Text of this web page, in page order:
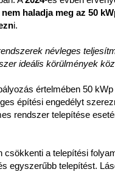
haladja meg az 50
i.
névleges
ideális körülmények
értelmében 50
építési engedélyt
rendszer telepítése
csökkenti a telepítési
egyszerűbb telepítést.